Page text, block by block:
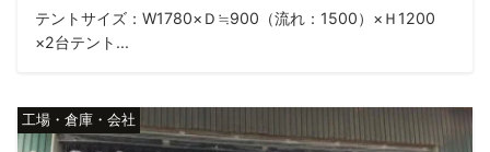
テントサイズ：W1780×Ｄ≒900（流れ：1500）×Ｈ1200
×2台テント...
工場・倉庫・会社